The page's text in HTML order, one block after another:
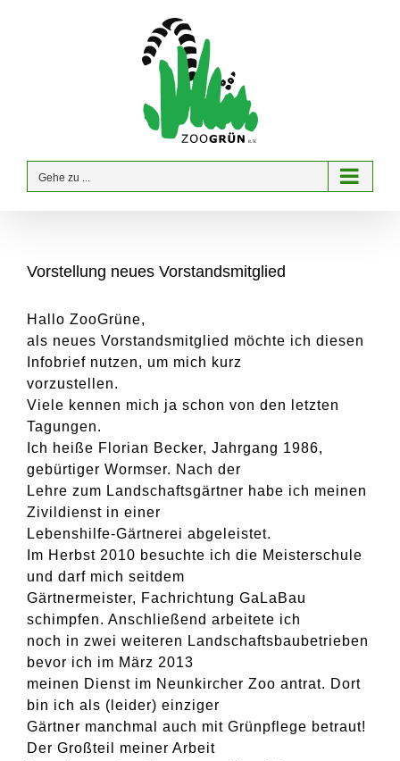
Gehe zu ...
Vorstellung neues Vorstandsmitglied
Hallo ZooGrüne,
als neues Vorstandsmitglied möchte ich diesen
Infobrief nutzen, um mich kurz
vorzustellen.
Viele kennen mich ja schon von den letzten
Tagungen.
Ich heiße Florian Becker, Jahrgang 1986,
gebürtiger Wormser. Nach der
Lehre zum Landschaftsgärtner habe ich meinen
Zivildienst in einer
Lebenshilfe-Gärtnerei abgeleistet.
Im Herbst 2010 besuchte ich die Meisterschule
und darf mich seitdem
Gärtnermeister, Fachrichtung GaLaBau
schimpfen. Anschließend arbeitete ich
noch in zwei weiteren Landschaftsbaubetrieben
bevor ich im März 2013
meinen Dienst im Neunkircher Zoo antrat. Dort
bin ich als (leider) einziger
Gärtner manchmal auch mit Grünpflege betraut!
Der Großteil meiner Arbeit